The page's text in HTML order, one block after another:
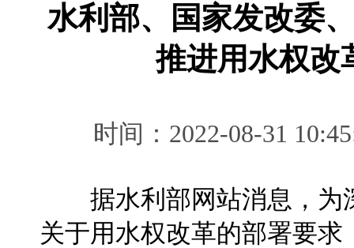
水利部、国家发改委
推进用水权改
时间：2022-08-31
据水利部网站消息，为
关于用水权改革的部署要